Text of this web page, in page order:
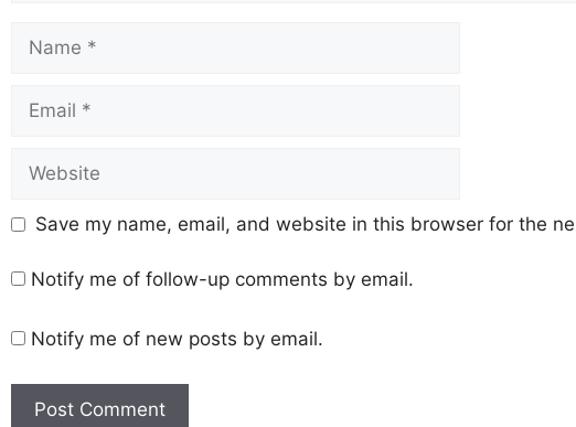
Save my name, email, and website in this browser for the
Notify me of follow-up comments by email.
Notify me of new posts by email.